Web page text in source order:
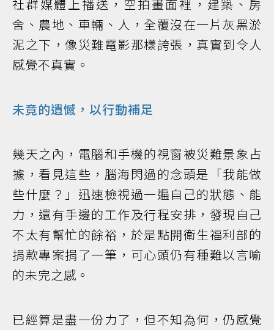
社群媒體上播送，空拍畫面裡，建築、房
舍、農地、車輛、人，全覆沒在一片灰黑淤
泥之下，像災難電影那樣誇張，真實到令人
感覺不真實。
未竟的遺憾，以行動補足
幾天之內，電腦和手機的視窗被災難景象占
據，看見這些，腦海閃過的念頭是「我能做
些什麼？」迅速檢視過一遍自己的狀態、能
力，還有手邊的工作及行程安排，發現自己
不太有幫忙的餘裕，於是點開衛生福利部的
捐款專案捐了一筆，可心頭仍有種難以言喻
的未完之感。
已經算是盡一份力了，但不知為何，仍感覺